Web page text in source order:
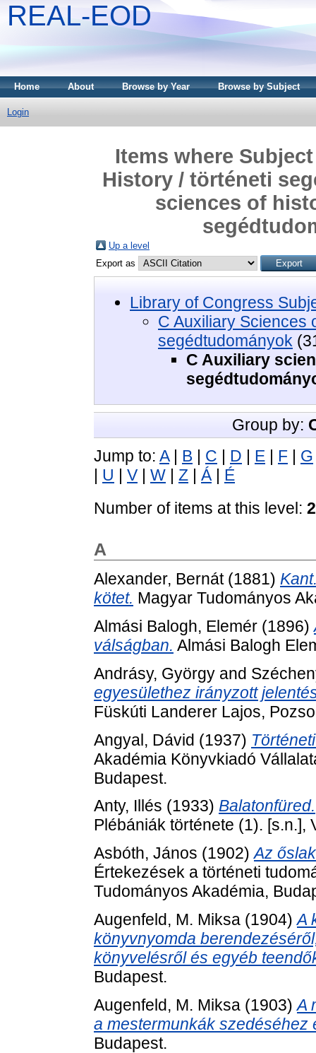
REAL-EOD
Home About Browse by Year Browse by Subject
Login
Items where
History / történeti
sciences of
Up a level
Export as
Library of Congress
C Auxiliary Sciences
segédtudományok
C Auxiliary
Group by:
Jump to: A| B C D E F G
U V W Z Á| É
Number of items at this level:
A
Alexander, Bernát(1881)
kötet. Magyar Tudományos
Almási Balogh, Elemér (1896)
válságban. Almási Balogh
Andrásy, György and
egyesülethez irányzott
Füskúti Landerer Lajos,
Angyal, Dávid (1937)
Akadémia Könyvkiadó
Budapest.
Anty, Illés (1933) Balatonfüred.
Plébániák története (1). [s.n.],
Asbóth, János (1902)Az
Értekezések a történeti
Tudományos Akadémia,
Augenfeld, M. Miksa (1904)A
könyvnyomda
könyvelésről és egyéb
Budapest.
Augenfeld, M. Miksa (1903)A
a mestermunkák szedéséhez
Budapest.